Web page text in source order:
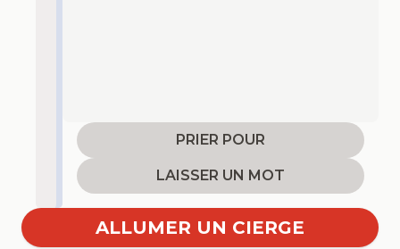
PRIER POUR
LAISSER UN MOT
ALLUMER UN CIERGE